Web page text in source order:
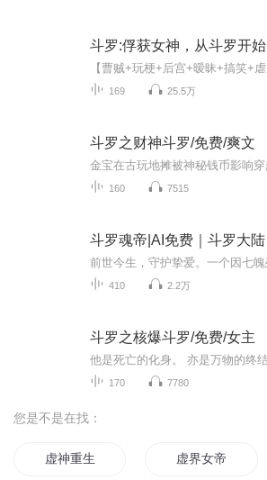
斗罗:俘获女神，从斗罗开始
169 25.5万
斗罗之财神斗罗/免费/爽文
160 7515
斗罗魂帝|AI免费｜斗罗大陆
410 2.2万
斗罗之核爆斗罗/免费/女主
170 7780
您是不是在找：
虚神重生 虚界女帝